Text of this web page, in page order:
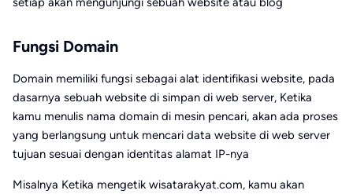
Fungsi Domain
Domain memiliki fungsi sebagai alat identifikasi website, pada
dasarnya sebuah website di simpan di web server, Ketika
kamu menulis nama domain di mesin pencari, akan ada proses
yang berlangsung untuk mencari data website di web server
tujuan sesuai dengan identitas alamat IP-nya
Misalnya Ketika mengetik wisatarakyat.com, kamu akan